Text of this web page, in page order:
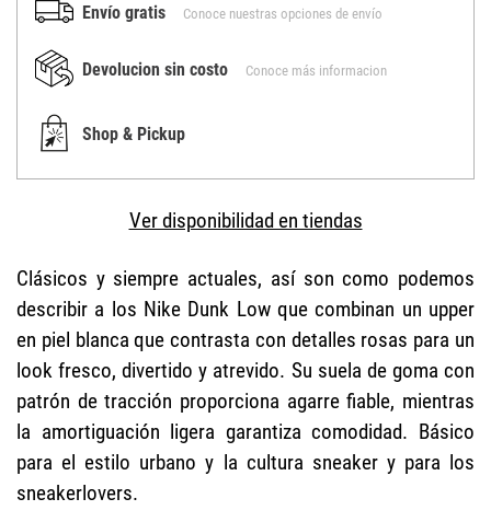
Envío gratis Conoce nuestras opciones de envío
Devolucion sin costo Conoce más informacion
Shop & Pickup
Ver disponibilidad en tiendas
Clásicos y siempre actuales, así son como podemos
describir a los Nike Dunk Low que combinan un upper
en piel blanca que contrasta con detalles rosas para un
look fresco, divertido y atrevido. Su suela de goma con
patrón de tracción proporciona agarre fiable, mientras
la amortiguación ligera garantiza comodidad. Básico
para el estilo urbano y la cultura sneaker y para los
sneakerlovers.